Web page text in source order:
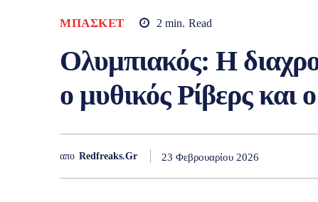
ΜΠΆΣΚΕΤ 2 min. Read
Ολυμπιακός: Η
ο μυθικός Ρίβερς
απο Redfreaks.gr 23 Φεβρουαρίου 2026